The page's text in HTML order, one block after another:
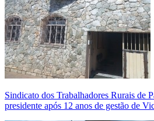
Sindicato dos Trabalhadores Rurais de
presidente após 12 anos de gestão de